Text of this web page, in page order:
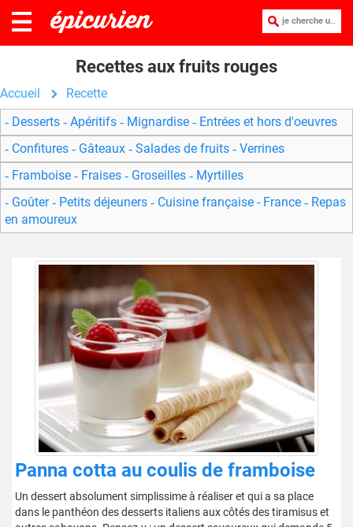
je cherche une recette :
Recettes aux fruits rouges
Accueil
Recette
Desserts
Apéritifs Mignardise
Entrées et hors d'oeuvres
Confitures
Gâteaux Salades de fruits
Verrines
Framboise
Fraises Groseilles
Myrtilles
Goûter
Petits déjeuners Cuisine française - France
Repas
en amoureux
Panna cotta au coulis de framboise
Un dessert absolument simplissime à réaliser et qui a sa place
dans le panthéon des desserts italiens aux côtés des tiramisus et